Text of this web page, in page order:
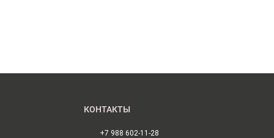
КОНТАКТЫ
+7 988 602-11-28